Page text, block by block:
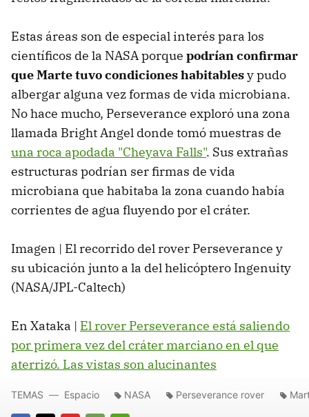
Estas áreas son de especial interés para los
científicos de la NASA porque podrían confirmar
que Marte tuvo condiciones habitablesy pudo
albergar alguna vez formas de vida microbiana.
No hace mucho, Perseverance exploró una zona
llamada Bright Angel donde tomó muestras de
una roca apodada "Cheyava Falls". Sus extrañas
estructuras podrían ser firmas de vida
microbiana que habitaba la zona cuando había
corrientes de agua fluyendo por el cráter.
Imagen | El recorrido del rover Perseverance y
su ubicación junto a la del helicóptero Ingenuity
(NASA/JPL-Caltech)
En Xataka | El rover Perseverance está saliendo
por primera vez del cráter marciano en el que
aterrizó. Las vistas son alucinantes
TEMAS Espacio NASA Perseverance rover